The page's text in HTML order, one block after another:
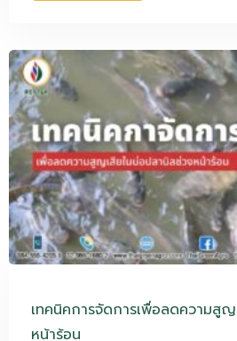
เทคนิคการจัดการเพื่อลดความสู
หน้าร้อน